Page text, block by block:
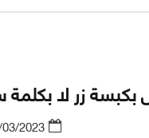
للمقاطعة
بفعل تعليق استيراد
حول المراحل التي شهدت
الفتور وفقدان الثقة
بكبسة زر لا بكلمة
2023